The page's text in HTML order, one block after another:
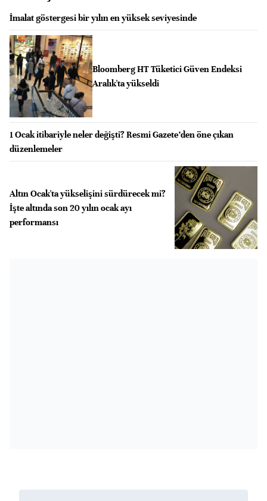
İmalat göstergesi bir yılın en yüksek seviyesinde
Bloomberg HT Tüketici Güven Endeksi
Aralık'ta yükseldi
1 Ocak itibariyle neler değişti? Resmi Gazete’den öne çıkan
düzenlemeler
Altın Ocak'ta yükselişini sürdürecek mi?
İşte altında son 20 yılın ocak ayı
performansı